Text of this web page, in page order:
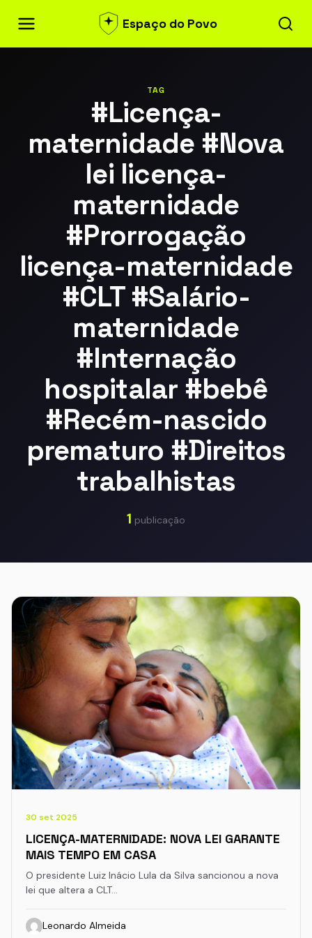
Espaço do Povo
TAG
#Licença-
maternidade #Nova
lei licença-
maternidade
#Prorrogação
licença-maternidade
#CLT #Salário-
maternidade
#Internação
hospitalar #bebê
#Recém-nascido
prematuro #Direitos
trabalhistas
1 publicação
30 set 2025
LICENÇA-MATERNIDADE: NOVA LEI GARANTE
MAIS TEMPO EM CASA
O presidente Luiz Inácio Lula da Silva sancionou a nova
lei que altera a CLT…
Leonardo Almeida